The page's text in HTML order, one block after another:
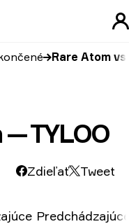
Rare Atom vs
— TYLOO
Zdieľať Tweet